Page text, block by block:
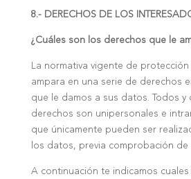
8.- DERECHOS DE LOS
¿Cuáles son los derechos que le
La normativa vigente de
ampara en una serie de derechos
que le damos a sus datos. Todos y
derechos son unipersonales e
que únicamente pueden ser
los datos, previa comprobación
A continuación te indicamos